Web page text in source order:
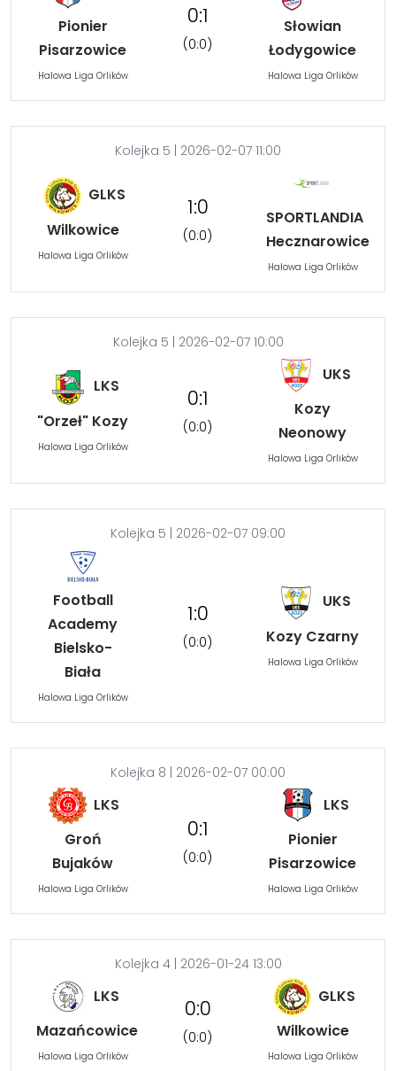
Pionier
Pisarzowice
Halowa Liga Orlików
0:1
(0:0)
Słowian
Łodygowice
Halowa Liga Orlików
Kolejka 5 | 2026-02-07 11:00
GLKS
Wilkowice
Halowa Liga Orlików
1:0
(0:0)
SPORTLANDIA
Hecznarowice
Halowa Liga Orlików
Kolejka 5 | 2026-02-07 10:00
LKS
"Orzeł" Kozy
Halowa Liga Orlików
0:1
(0:0)
UKS
Kozy
Neonowy
Halowa Liga Orlików
Kolejka 5 | 2026-02-07 09:00
Football
Academy
Bielsko-
Biała
Halowa Liga Orlików
1:0
(0:0)
UKS
Kozy Czarny
Halowa Liga Orlików
Kolejka 8 | 2026-02-07 00:00
LKS
Groń
Bujaków
Halowa Liga Orlików
0:1
(0:0)
LKS
Pionier
Pisarzowice
Halowa Liga Orlików
Kolejka 4 | 2026-01-24 13:00
LKS
Mazańcowice
Halowa Liga Orlików
0:0
(0:0)
GLKS
Wilkowice
Halowa Liga Orlików